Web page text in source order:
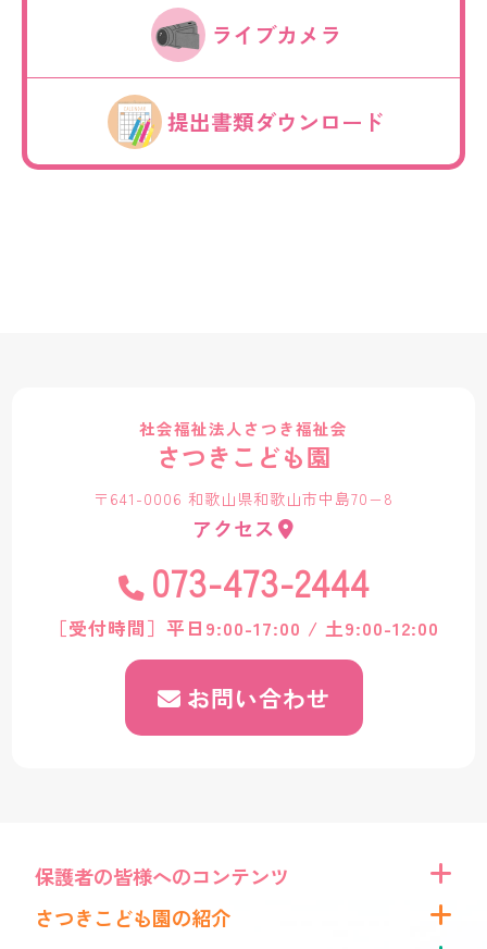
ライブカメラ
提出書類ダウンロード
社会福祉法人さつき福祉会
さつきこども園
〒641-0006 和歌山県和歌山市中島70−8
アクセス
073-473-2444
［受付時間］平日9:00-17:00 / 土9:00-12:00
お問い合わせ
保護者の皆様へのコンテンツ
さつきこども園の紹介